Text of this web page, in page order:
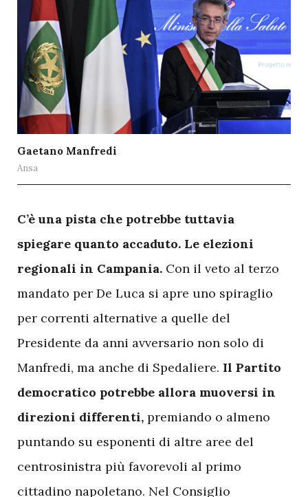
Gaetano Manfredi
Ansa
C’è una pista che potrebbe tuttavia
spiegare quanto accaduto. Le elezioni
regionali in Campania. Con il veto al terzo
mandato per De Luca si apre uno spiraglio
per correnti alternative a quelle del
Presidente da anni avversario non solo di
Manfredi, ma anche di Spedaliere. Il Partito
democratico potrebbe allora muoversi in
direzioni differenti, premiando o almeno
puntando su esponenti di altre aree del
centrosinistra più favorevoli al primo
cittadino napoletano. Nel Consiglio